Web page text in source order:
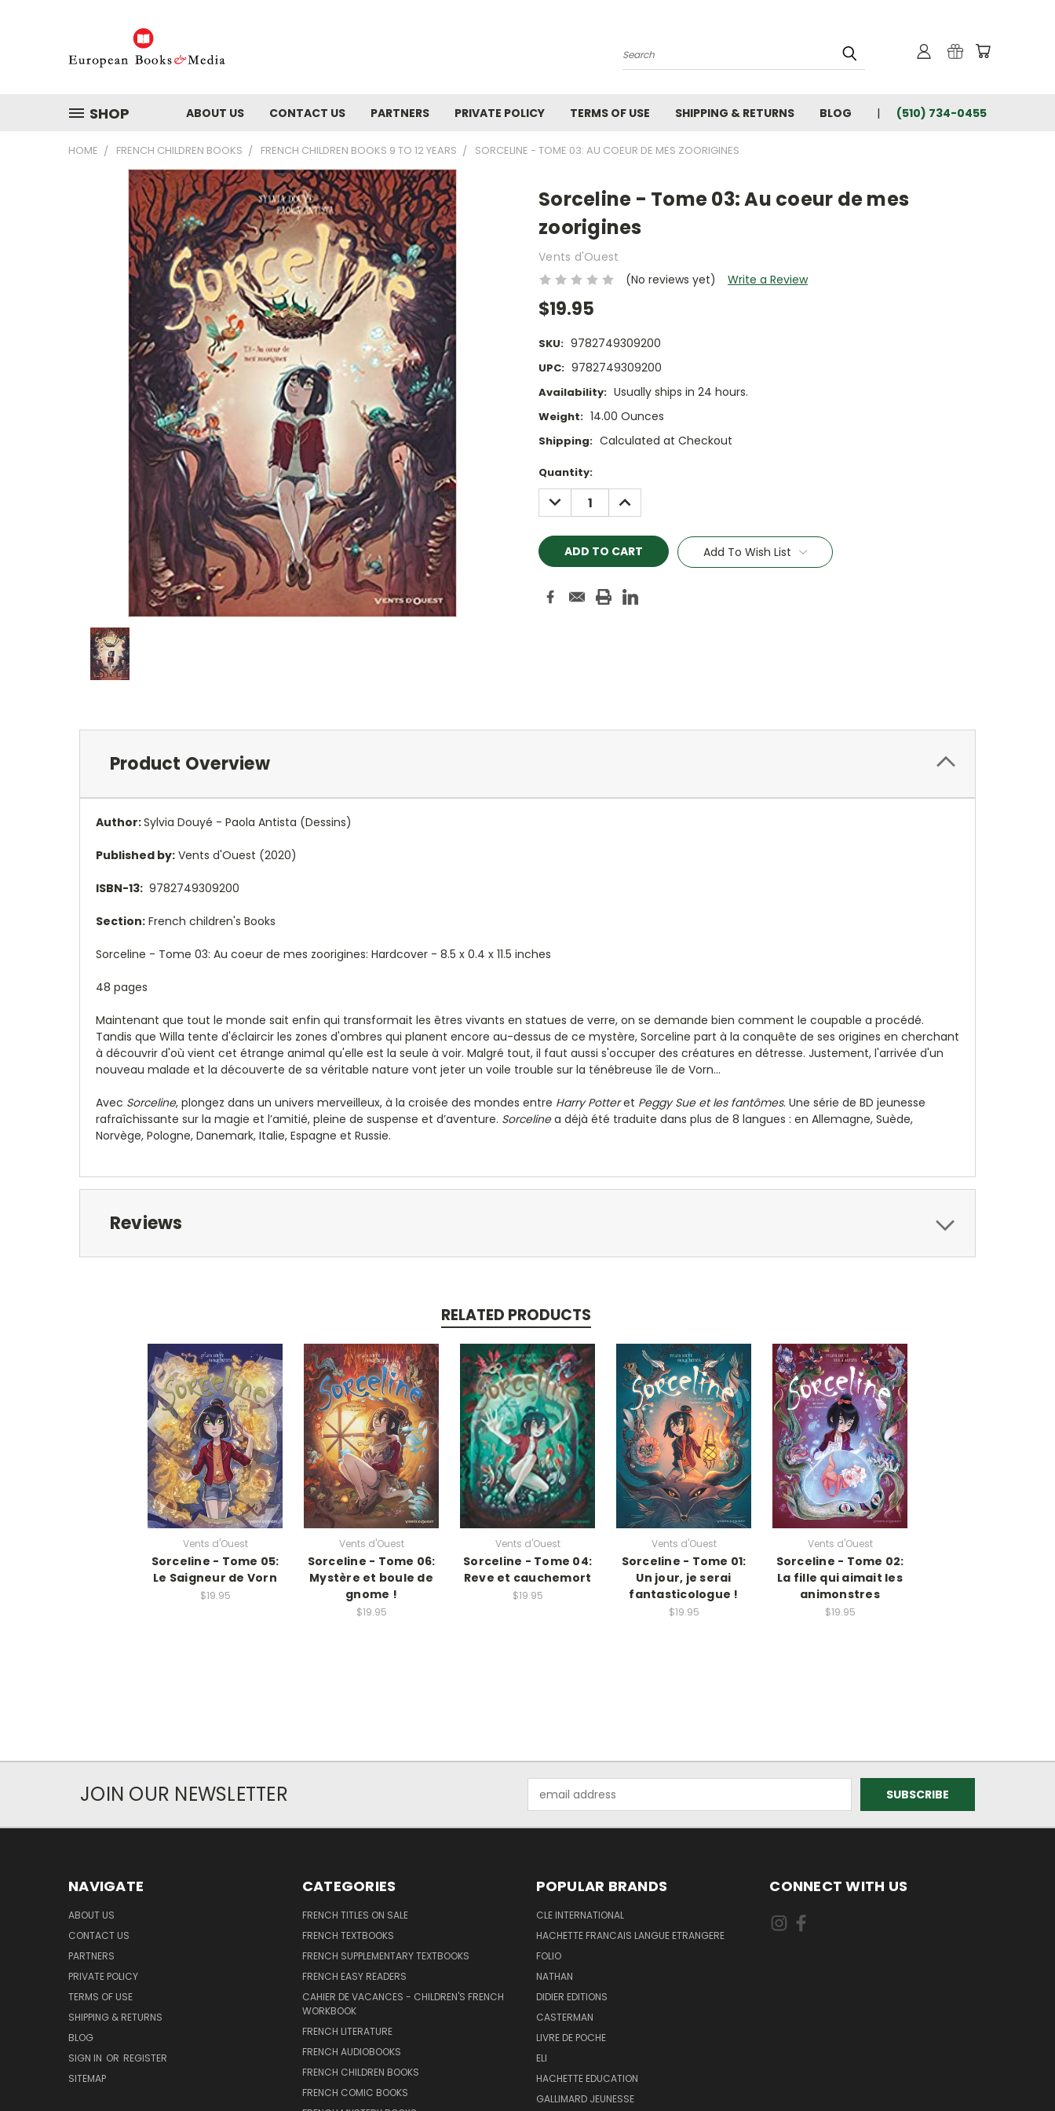
Search
SHOP ABOUT US CONTACT US PARTNERS PRIVATE POLICY TERMS OF USE SHIPPING & RETURNS BLOG (510) 734-0455
HOME FRENCH CHILDREN BOOKS FRENCH CHILDREN BOOKS 9 TO 12 YEARS SORCELINE - TOME 03: AU COEUR DE MES ZOORIGINES
Sorceline - Tome 03: Au coeur de mes
zoorigines
Vents d'Ouest
(No reviews yet)
Write a Review
$19.95
SKU: 9782749309200
UPC: 9782749309200
Availability: Usually ships in 24 hours.
Weight: 14.00 Ounces
Shipping: Calculated at Checkout
Current
Stock:
Quantity:
DECREASE
QUANTITY:
INCREASE
QUANTITY:
Add To Wish List
Product Overview
Author:Sylvia Douyé - Paola Antista (Dessins)
Published by: Vents d'Ouest (2020)
ISBN-13: 9782749309200
Section: French children's Books
Sorceline - Tome 03: Au coeur de mes zoorigines: Hardcover - 8.5 x 0.4 x 11.5 inches
48 pages
Maintenant que tout le monde sait enfin qui transformait les êtres vivants en statues de verre, on se demande bien comment le coupable a procédé.
Tandis que Willa tente d'éclaircir les zones d'ombres qui planent encore au-dessus de ce mystère, Sorceline part à la conquête de ses origines en cherchant
à découvrir d'où vient cet étrange animal qu'elle est la seule à voir. Malgré tout, il faut aussi s'occuper des créatures en détresse. Justement, l'arrivée d'un
nouveau malade et la découverte de sa véritable nature vont jeter un voile trouble sur la ténébreuse île de Vorn...
Avec Sorceline, plongez dans un univers merveilleux, à la croisée des mondes entre Harry Potteret Peggy Sue et les fantômes. Une série de BD jeunesse
rafraîchissante sur la magie et l’amitié, pleine de suspense et d’aventure. Sorceline a déjà été traduite dans plus de 8 langues : en Allemagne, Suède,
Norvège, Pologne, Danemark, Italie, Espagne et Russie.
Reviews
RELATED PRODUCTS
Vents d'Ouest
Sorceline - Tome 05:
Le Saigneur de Vorn
$19.95
Vents d'Ouest
Sorceline - Tome 06:
Mystère et boule de
gnome !
$19.95
Vents d'Ouest
Sorceline - Tome 04:
Reve et cauchemort
$19.95
Vents d'Ouest
Sorceline - Tome 01:
Un jour, je serai
fantasticologue !
$19.95
Vents d'Ouest
Sorceline - Tome 02:
La fille qui aimait les
animonstres
$19.95
JOIN OUR NEWSLETTER
Address
NAVIGATE
ABOUT US
CONTACT US
PARTNERS
PRIVATE POLICY
TERMS OF USE
SHIPPING & RETURNS
BLOG
SIGN IN OR REGISTER
SITEMAP
CATEGORIES
FRENCH TITLES ON SALE
FRENCH TEXTBOOKS
FRENCH SUPPLEMENTARY TEXTBOOKS
FRENCH EASY READERS
CAHIER DE VACANCES - CHILDREN'S FRENCH
WORKBOOK
FRENCH LITERATURE
FRENCH AUDIOBOOKS
FRENCH CHILDREN BOOKS
FRENCH COMIC BOOKS
POPULAR BRANDS
CLE INTERNATIONAL
HACHETTE FRANCAIS LANGUE ETRANGERE
FOLIO
NATHAN
DIDIER EDITIONS
CASTERMAN
LIVRE DE POCHE
ELI
HACHETTE EDUCATION
GALLIMARD JEUNESSE
CONNECT WITH US